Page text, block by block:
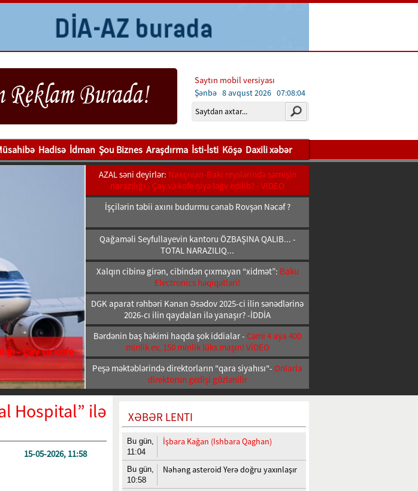
Saytın mobil versiyası
Şənbə 8 avqust 2026 07:08:06
Hadisə İdman Şou Biznes Araşdırma İsti-İsti Köşə Daxili xəbər
AZAL səni deyirlər: Naxçıvan-Bakı reyslərində sərnişin
narazılığı - Çay və kofe niyə ləğv edilib? - VİDEO
- Çay və kofe
İşçilərin təbii axını budurmu cənab Rovşən Nəcəf ?
Qağaməli Seyfullayevin kantoru ÖZBAŞINA QALIB... -
TOTAL NARAZILIQ...
Xalqın cibinə girən, cibindən çıxmayan “xidmət”: Baku
Electronics həqiqətləri!
DGK aparat rəhbəri Kənan Əsədov 2025-ci ilin sənədlərinə
2026-cı ilin qaydaları ilə yanaşır? -İDDİA
Bərdənin baş həkimi haqda şok iddialar - Cəmi 4 aya 400
minlik ev, 150 minlik lüks maşın! VİDEO
Peşə məktəblərində direktorların "qara siyahısı"- Onlarla
direktorun gedişi gözlənilir
Hospital” ilə
15-05-2026, 11:58
XƏBƏR LENTI
Bu gün,
11:04
İşbara Kağan (Ishbara Qaghan)
Bu gün,
10:58
Nəhəng asteroid Yerə doğru yaxınlaşır